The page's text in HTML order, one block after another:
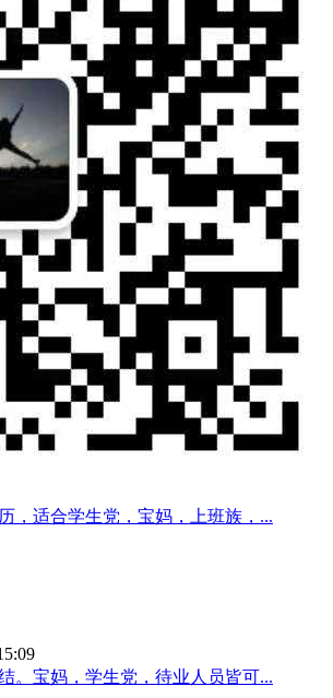
，适合学生党，宝妈，上班族，...
。宝妈，学生党，待业人员皆可...